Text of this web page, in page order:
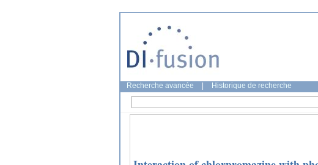
Recherche avancée Historique de recherche